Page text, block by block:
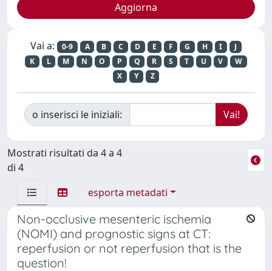
Vai a: 0-9 A B C D E F G H I
J
K
L M N O P Q R S T U V
W
X
Y Z
o inserisci le iniziali:
Mostrati risultati da 4 a 4
di 4
esporta metadati
Non-occlusive mesenteric ischemia
(NOMI) and prognostic signs at CT:
reperfusion or not reperfusion that is the
question!